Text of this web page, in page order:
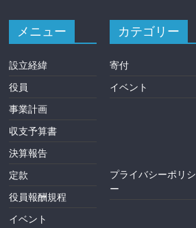
メニュー
設立経緯
役員
事業計画
収支予算書
決算報告
定款
役員報酬規程
イベント
カテゴリー
寄付
イベント
プライバシーポリシ
ー